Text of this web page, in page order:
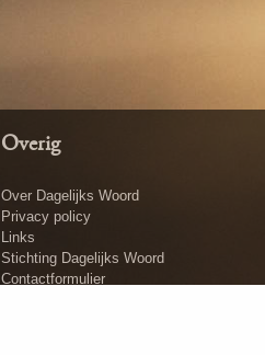
Overig
Over Dagelijks Woord
Privacy policy
Links
Stichting Dagelijks Woord
Contactformulier